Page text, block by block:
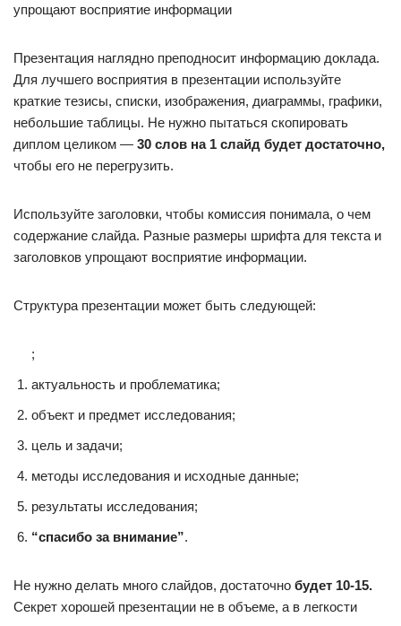
упрощают восприятие информации
Презентация наглядно преподносит информацию доклада.
Для лучшего восприятия в презентации используйте
краткие тезисы, списки, изображения, диаграммы, графики,
небольшие таблицы. Не нужно пытаться скопировать
диплом целиком — 30 слов на 1 слайд будет достаточно,
чтобы его не перегрузить.
Используйте заголовки, чтобы комиссия понимала, о чем
содержание слайда. Разные размеры шрифта для текста и
заголовков упрощают восприятие информации.
Структура презентации может быть следующей:
;
актуальность и проблематика;
объект и предмет исследования;
цель и задачи;
методы исследования и исходные данные;
результаты исследования;
“спасибо за внимание”.
Не нужно делать много слайдов, достаточно будет 10-15.
Секрет хорошей презентации не в объеме, а в легкости